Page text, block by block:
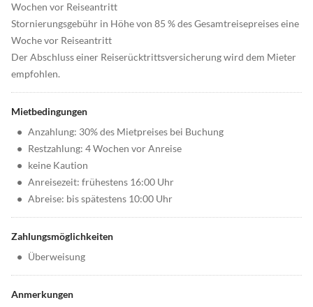
Wochen vor Reiseantritt
Stornierungsgebühr in Höhe von 85 % des Gesamtreisepreises eine
Woche vor Reiseantritt
Der Abschluss einer Reiserücktrittsversicherung wird dem Mieter
empfohlen.
Mietbedingungen
• Anzahlung: 30% des Mietpreises bei Buchung
• Restzahlung: 4 Wochen vor Anreise
• keine Kaution
• Anreisezeit: frühestens 16:00 Uhr
• Abreise: bis spätestens 10:00 Uhr
Zahlungsmöglichkeiten
• Überweisung
Anmerkungen